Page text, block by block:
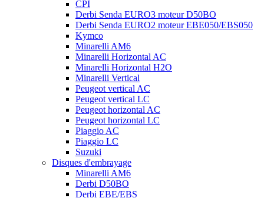
CPI
Derbi Senda EURO3 moteur D50BO
Derbi Senda EURO2 moteur EBE050/EBS050
Kymco
Minarelli AM6
Minarelli Horizontal AC
Minarelli Horizontal H2O
Minarelli Vertical
Peugeot vertical AC
Peugeot vertical LC
Peugeot horizontal AC
Peugeot horizontal LC
Piaggio AC
Piaggio LC
Suzuki
Disques d'embrayage
Minarelli AM6
Derbi D50BO
Derbi EBE/EBS